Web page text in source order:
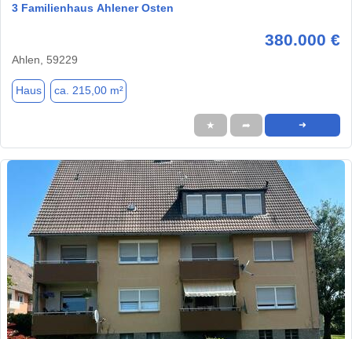
3 Familienhaus Ahlener Osten
380.000 €
Ahlen, 59229
Haus ca. 215,00 m²
★ ➦ ➜